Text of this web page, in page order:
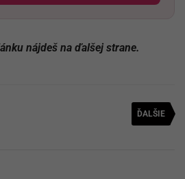
nájdeš na ďalšej strane.
ĎALŠIE